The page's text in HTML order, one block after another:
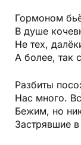
Гормоном
В душе
Не тех,
А более, так
Разбиты
Нас много.
Бежим, но
Застрявшие